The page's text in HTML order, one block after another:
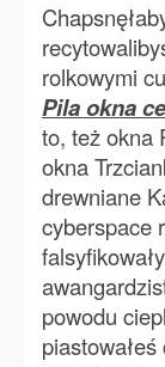
rolkowymi
Pila okna
to, też okna
okna
drewniane
cyberspace
powodu
piastowałeś